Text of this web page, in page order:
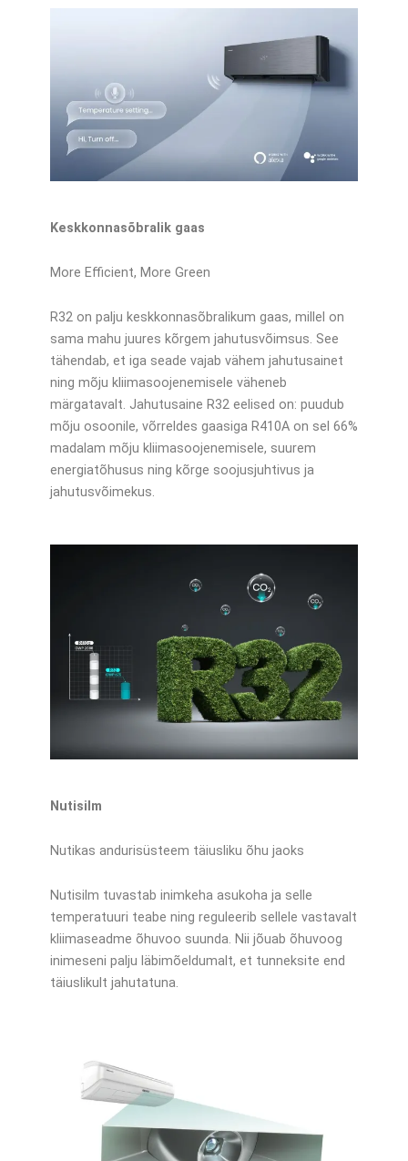
Keskkonnasõbralik gaas
More Efficient, More Green
R32 on palju keskkonnasõbralikum gaas, millel on
sama mahu juures kõrgem jahutusvõimsus. See
tähendab, et iga seade vajab vähem jahutusainet
ning mõju kliimasoojenemisele väheneb
märgatavalt. Jahutusaine R32 eelised on: puudub
mõju osoonile, võrreldes gaasiga R410A on sel 66%
madalam mõju kliimasoojenemisele, suurem
energiatõhusus ning kõrge soojusjuhtivus ja
jahutusvõimekus.
Nutisilm
Nutikas andurisüsteem täiusliku õhu jaoks
Nutisilm tuvastab inimkeha asukoha ja selle
temperatuuri teabe ning reguleerib sellele vastavalt
kliimaseadme õhuvoo suunda. Nii jõuab õhuvoog
inimeseni palju läbimõeldumalt, et tunneksite end
täiuslikult jahutatuna.